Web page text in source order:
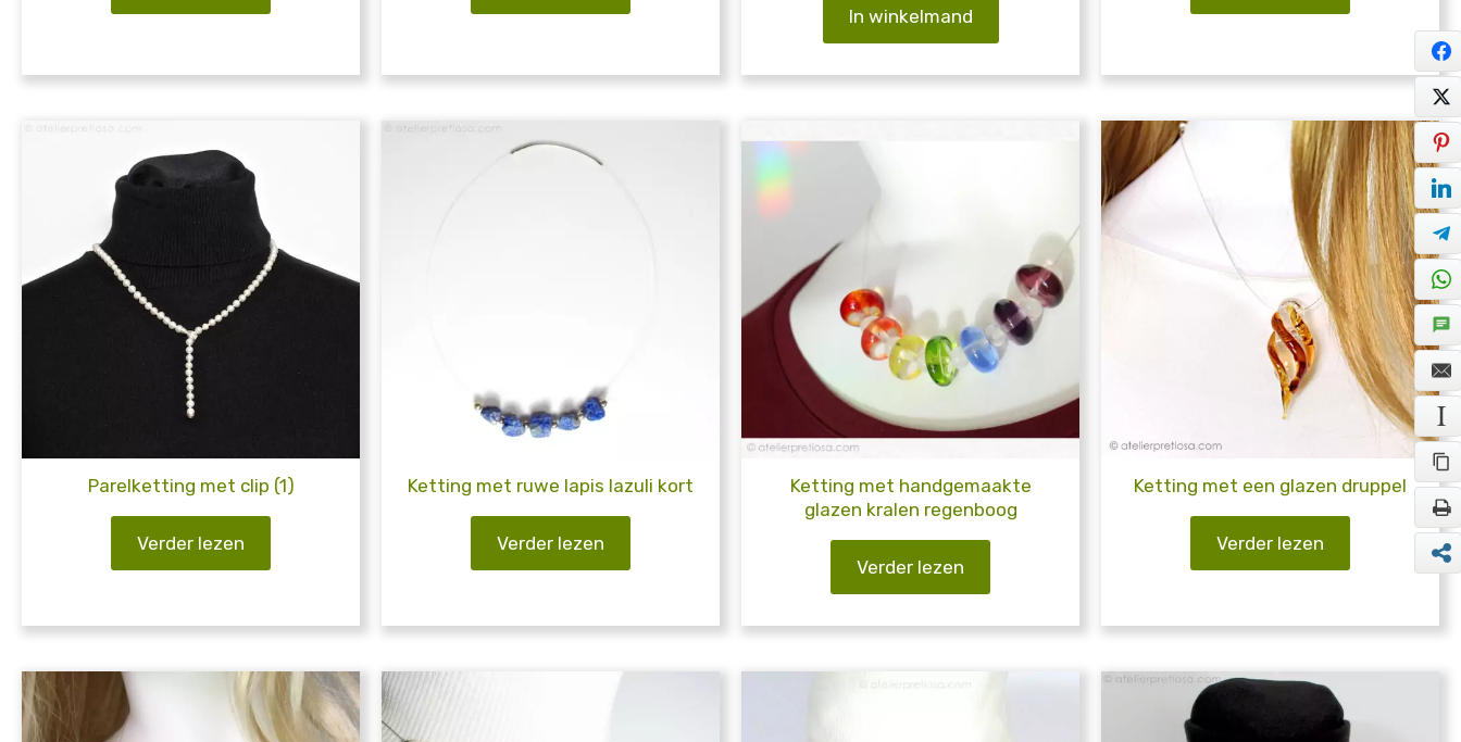
In winkelmand
Parelketting met clip (1)
Verder lezen
Ketting met ruwe lapis lazuli kort
Verder lezen
Ketting met handgemaakte
glazen kralen regenboog
Verder lezen
Ketting met een glazen druppel
Verder lezen